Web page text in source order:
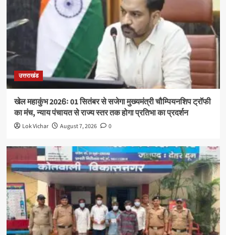
उत्तराखंड
खेल महाकुंभ 2026ः 01 सितंबर से सजेगा मुख्यमंत्री चौम्पियनशिप ट्रॉफी
का मंच, न्याय पंचायत से राज्य स्तर तक होगा प्रतिभा का प्रदर्शन
Lok Vichar August 7, 2026 0